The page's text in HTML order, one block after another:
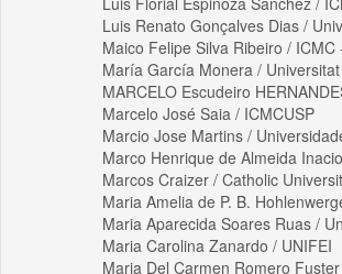
Luis Renato Gonçalves Dias /
Maico Felipe Silva Ribeiro / ICMC
María García Monera /
MARCELO Escudeiro
Marcelo José Saia / ICMCUSP
Marcio Jose Martins /
Marco Henrique de Almeida
Marcos Craizer / Catholic
Maria Amelia de P. B.
Maria Aparecida Soares Ruas /
Maria Carolina Zanardo / UNIFEI
Maria Del Carmen Romero